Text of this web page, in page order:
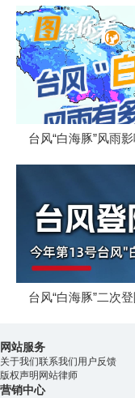
台风“白海豚”风雨
台风“白海豚”二次
网站服务
关于我们联系我们用户反馈
版权声明 网站律师
营销中心